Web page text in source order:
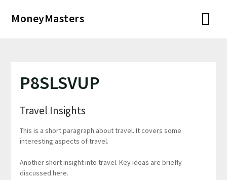
MoneyMasters
P8SLSVUP
Travel Insights
This is a short paragraph about travel. It covers some
interesting aspects of travel.
Another short insight into travel. Key ideas are briefly
discussed here.